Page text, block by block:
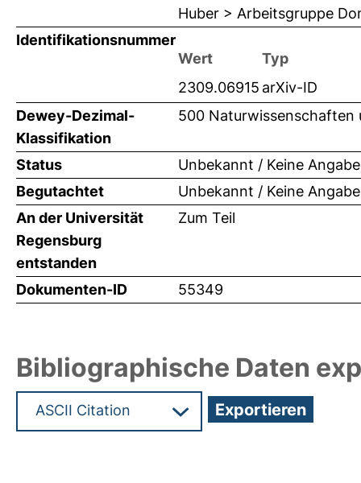
Huber > Arbeitsgruppe
Identifikationsnummer
Wert
Typ
2309.06915 arXiv-ID
Dewey-Dezimal-
Klassifikation
500 Naturwissenschaften
Status
Unbekannt / Keine Angabe
Begutachtet
Unbekannt / Keine Angabe
An der Universität
Regensburg
entstanden
Zum Teil
Dokumenten-ID 55349
Bibliographische Daten